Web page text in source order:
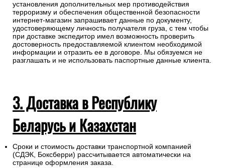
установления дополнительных мер противодействия
терроризму и обеспечения общественной безопасности
интернет-магазин запрашивает данные по документу,
удостоверяющему личность получателя груза, с тем чтобы
при доставке экспедитор имел возможность проверить
достоверность предоставляемой клиентом необходимой
информации и отразить ее в договоре. Мы обязуемся не
разглашать и не использовать паспортные данные клиента.
3. Доставка в Республику
Беларусь и Казахстан
Сроки и стоимость доставки транспортной компанией
(СДЭК, Боксберри) рассчитывается автоматически на
странице оформления заказа.